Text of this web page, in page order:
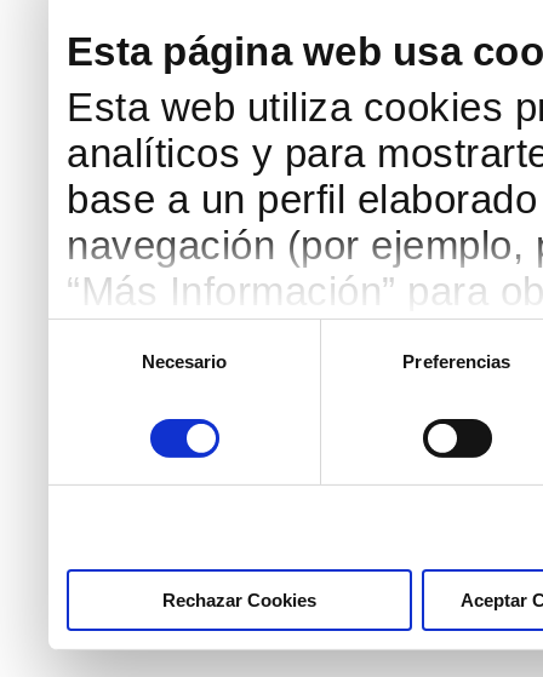
Esta página web usa
Esta web utiliza cookies
analíticos y para
base a un perfil
navegación (por
“Más Información” para
botón “Aceptar
necesarias haciendo
marcar las casillas de
Necesario Preferencias
Rechazar Cookies Aceptar